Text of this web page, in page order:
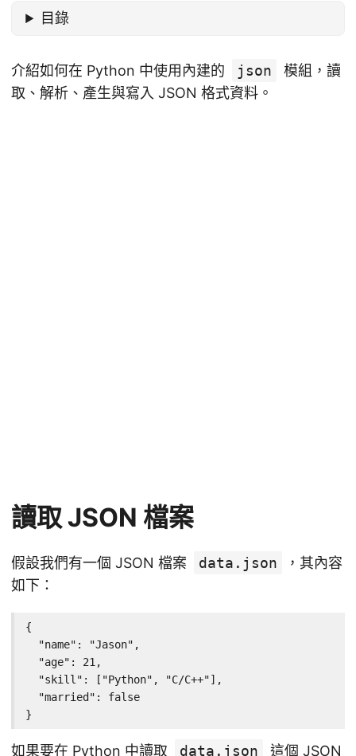
目錄
介紹如何在 Python 中使用內建的 json
模組，讀
取、解析、產生與寫入 JSON 格式資料。
讀取 JSON 檔案
假設我們有一個 JSON 檔案 data.json
，其內容
如下：
{
  "name": "Jason",
  "age": 21,
  "skill": ["Python", "C/C++"],
  "married": false
}
如果要在 Python 中讀取 data.json
這個 JSON